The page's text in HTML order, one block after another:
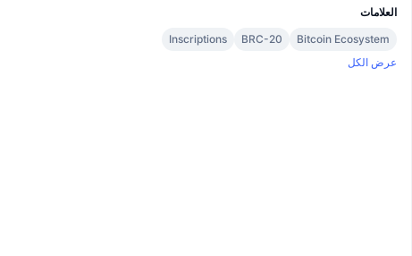
العلامات
Bitcoin Ecosystem
BRC-20
Inscriptions
عرض الكل